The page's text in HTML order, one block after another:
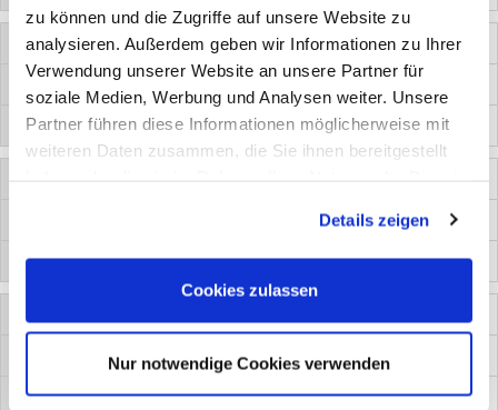
zu können und die Zugriffe auf unsere Website zu
analysieren. Außerdem geben wir Informationen zu Ihrer
Verwendung unserer Website an unsere Partner für
soziale Medien, Werbung und Analysen weiter. Unsere
Partner führen diese Informationen möglicherweise mit
weiteren Daten zusammen, die Sie ihnen bereitgestellt
Cookies, wenn Sie unsere Webseite weiterhin nutzen.
Details zeigen
Cookies zulassen
Nur notwendige Cookies verwenden
6119-48-13
13 mm
8,2 mm
8,2 mm
19 mm
8,2 mm